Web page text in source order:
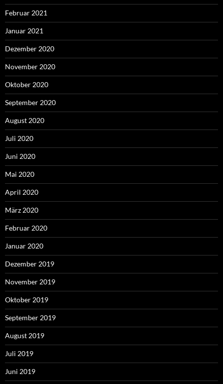
Februar 2021
Januar 2021
Dezember 2020
November 2020
Oktober 2020
September 2020
August 2020
Juli 2020
Juni 2020
Mai 2020
April 2020
März 2020
Februar 2020
Januar 2020
Dezember 2019
November 2019
Oktober 2019
September 2019
August 2019
Juli 2019
Juni 2019